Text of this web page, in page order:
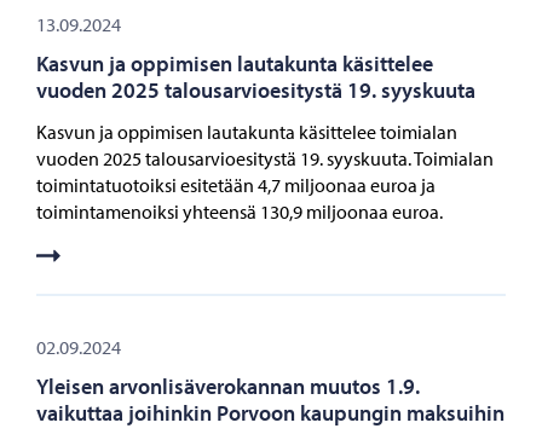
13.09.2024
Kasvun ja oppimisen lautakunta käsittelee
vuoden 2025 talousarvioesitystä 19. syyskuuta
Kasvun ja oppimisen lautakunta käsittelee toimialan
vuoden 2025 talousarvioesitystä 19. syyskuuta. Toimialan
toimintatuotoiksi esitetään 4,7 miljoonaa euroa ja
toimintamenoiksi yhteensä 130,9 miljoonaa euroa.
02.09.2024
Yleisen arvonlisäverokannan muutos 1.9.
vaikuttaa joihinkin Porvoon kaupungin maksuihin